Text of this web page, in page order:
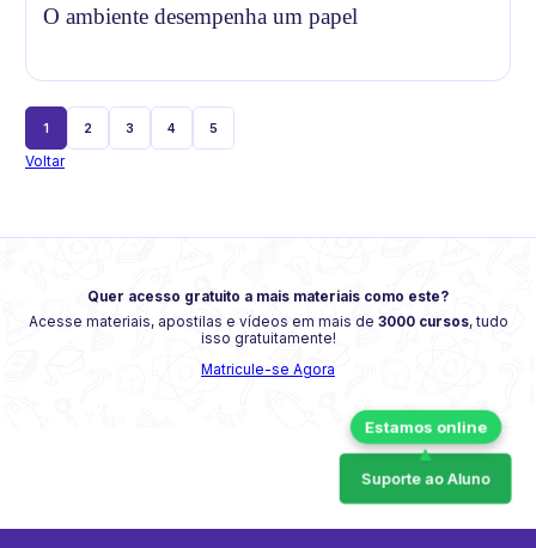
O ambiente desempenha um papel
1 2 3 4 5
Voltar
Quer acesso gratuito a mais materiais como este?
Acesse materiais, apostilas e vídeos em mais de 3000 cursos, tudo
isso gratuitamente!
Matricule-se Agora
Suporte ao Aluno